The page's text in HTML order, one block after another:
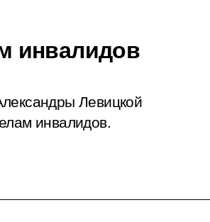
инвалидов
Левицкой
инвалидов.